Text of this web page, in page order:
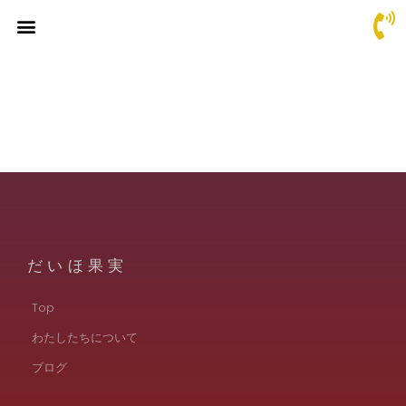
だいほ果実
Top
わたしたちについて
ブログ